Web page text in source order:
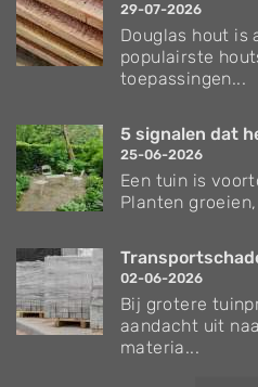
29-07-2026
Douglas hout is
populairste
toepassingen...
5 signalen dat
25-06-2026
Een tuin is
Planten
02-06-2026
Bij grotere
aandacht uit
materia...